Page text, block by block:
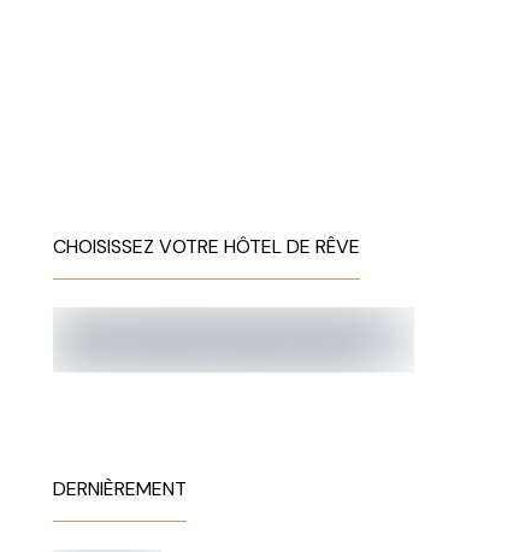
CHOISISSEZ VOTRE HÔTEL DE RÊVE
DERNIÈREMENT